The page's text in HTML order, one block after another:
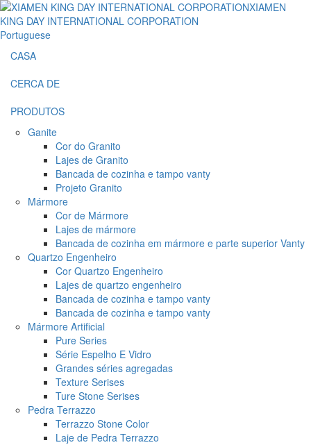
Portuguese
CASA
CERCA DE
PRODUTOS
Ganite
Cor do Granito
Lajes de Granito
Bancada de cozinha e tampo vanty
Projeto Granito
Mármore
Cor de Mármore
Lajes de mármore
Bancada de cozinha em mármore e parte superior Vanty
Quartzo Engenheiro
Cor Quartzo Engenheiro
Lajes de quartzo engenheiro
Bancada de cozinha e tampo vanty
Bancada de cozinha e tampo vanty
Mármore Artificial
Pure Series
Série Espelho E Vidro
Grandes séries agregadas
Texture Serises
Ture Stone Serises
Pedra Terrazzo
Terrazzo Stone Color
Laje de Pedra Terrazzo